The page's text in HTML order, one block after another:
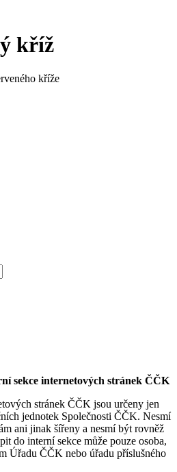
kříž
kříže
sekce internetových stránek ČČK
stránek ČČK jsou určeny jen
jednotek Společnosti ČČK. Nesmí
ani jinak šířeny a nesmí být rovněž
do interní sekce může pouze osoba,
Úřadu ČČK nebo úřadu příslušného